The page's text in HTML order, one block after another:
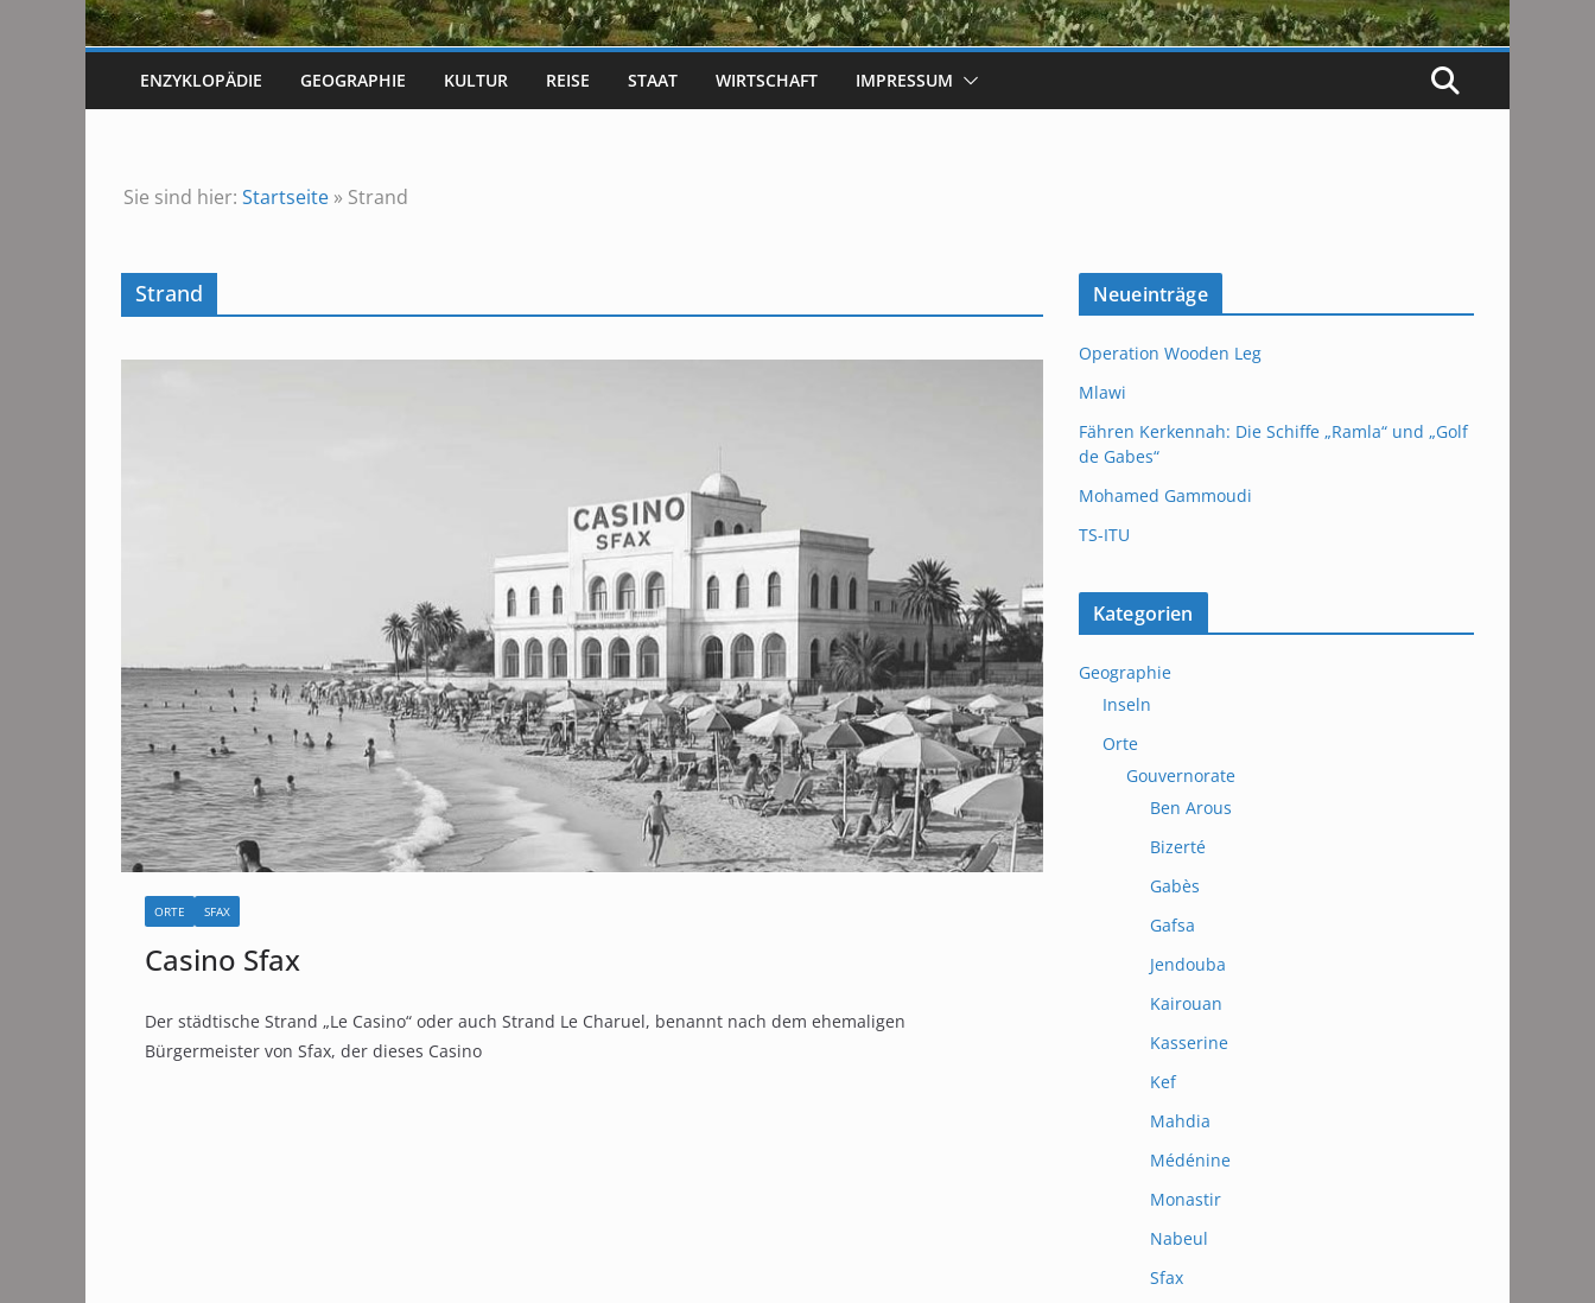
ENZYKLOPÄDIE GEOGRAPHIE KULTUR REISE STAAT WIRTSCHAFT IMPRESSUM
Sie sind hier: Startseite » Strand
Strand
ORTE SFAX
Casino Sfax
Der städtische Strand „Le Casino“ oder auch Strand Le Charuel, benannt nach dem ehemaligen
Bürgermeister von Sfax, der dieses Casino
Neueinträge
Operation Wooden Leg
Mlawi
Fähren Kerkennah: Die Schiffe „Ramla“ und „Golf
de Gabes“
Mohamed Gammoudi
TS-ITU
Kategorien
Geographie
Inseln
Orte
Gouvernorate
Ben Arous
Bizerté
Gabès
Gafsa
Jendouba
Kairouan
Kasserine
Kef
Mahdia
Médénine
Monastir
Nabeul
Sfax